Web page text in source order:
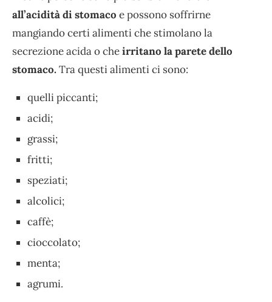
all’acidità di stomaco e possono soffrirne
mangiando certi alimenti che stimolano la
secrezione acida o cheirritano la parete dello
stomaco. Tra questi alimenti ci sono:
quelli piccanti;
acidi;
grassi;
fritti;
speziati;
alcolici;
caffè;
cioccolato;
menta;
agrumi.